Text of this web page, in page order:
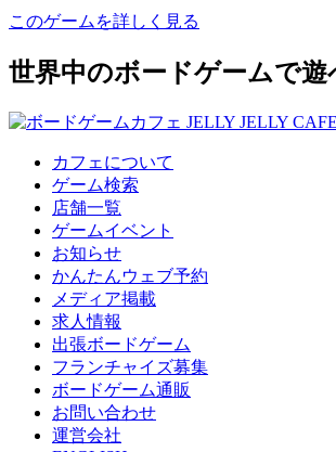
このゲームを詳しく見る
世界中のボードゲームで遊
カフェについて
ゲーム検索
店舗一覧
ゲームイベント
お知らせ
かんたんウェブ予約
メディア掲載
求人情報
出張ボードゲーム
フランチャイズ募集
ボードゲーム通販
お問い合わせ
運営会社